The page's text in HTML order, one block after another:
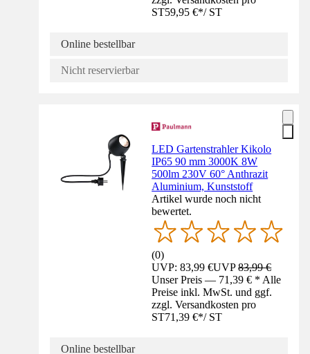
ST59,95 €*/ ST
Online bestellbar
Nicht reservierbar
LED Gartenstrahler Kikolo
IP65 90 mm 3000K 8W
500lm 230V 60° Anthrazit
Aluminium, Kunststoff
Artikel wurde noch nicht
bewertet.
(0)
UVP: 83,99 €UVP83,99 €
Unser Preis — 71,39 € * Alle
Preise inkl. MwSt. und ggf.
zzgl. Versandkosten pro
ST71,39 €*/ ST
Online bestellbar